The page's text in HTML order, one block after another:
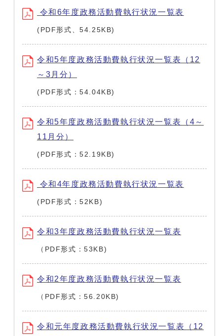
令和6年度政務活動費執行状況一覧表
(PDF形式、54.25KB)
令和5年度政務活動費執行状況一覧表（12
～3月分）
(PDF形式：54.04KB)
令和5年度政務活動費執行状況一覧表（4～
11月分）
(PDF形式：52.19KB)
令和4年度政務活動費執行状況一覧表
(PDF形式：52KB)
令和3年度政務活動費執行状況一覧表
（PDF形式：53KB)
令和2年度政務活動費執行状況一覧表
（PDF形式：56.20KB)
令和元年度政務活動費執行状況一覧表（12